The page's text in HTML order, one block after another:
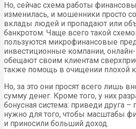
Но, сейчас схема работы
изменилась, и мошенники просто
вклады людей и пропадают или
банкротом. Чаще всего такой
пользуются микрофинансовые
инвестиционные компании,
обещают своим клиентам
также помощь в очищении плохой
Но, за это они просят всего лишь
сумму денег. Кроме того, у них
бонусная система: приведи друга –
нужно для того, чтобы масштабы
и приносили больший доход.